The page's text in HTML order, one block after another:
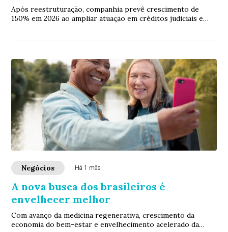
Após reestruturação, companhia prevê crescimento de
150% em 2026 ao ampliar atuação em créditos judiciais e
Negócios Há 1 mês
A nova busca dos brasileiros é
envelhecer melhor
Com avanço da medicina regenerativa, crescimento da
economia do bem-estar e envelhecimento acelerado da